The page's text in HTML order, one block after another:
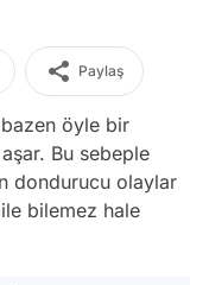
Paylaş
bazen öyle bir
aşar. Bu sebeple
dondurucu olaylar
bilemez hale